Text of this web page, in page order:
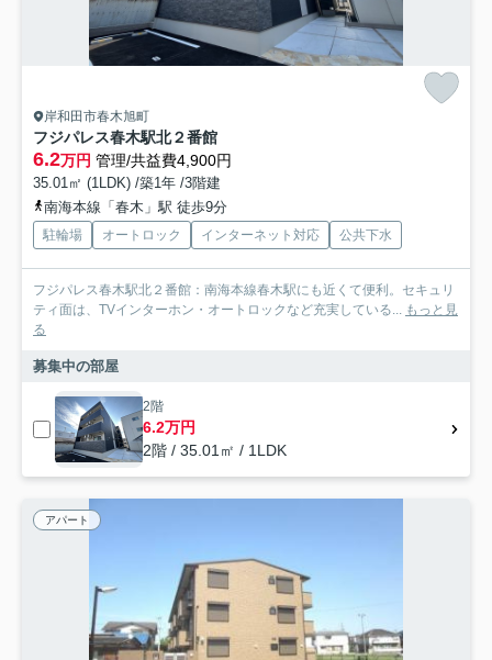
岸和田市春木旭町
フジパレス春木駅北２番館
6.2万円 管理/共益費4,900円
35.01㎡ (1LDK) /築1年 /3階建
南海本線「春木」駅 徒歩9分
駐輪場 オートロック インターネット対応 公共下水
フジパレス春木駅北２番館：南海本線春木駅にも近くて便利。セキュリ
ティ面は、TVインターホン・オートロックなど充実している... もっと見
る
募集中の部屋
2階
6.2万円
2階 / 35.01㎡ / 1LDK
アパート